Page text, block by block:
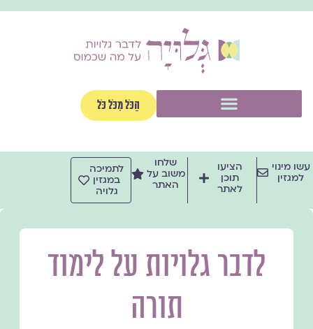
הַכֹּל מִכֹּל כֹּל
עשו מינוי
למגזין
הציעו
תוכן
לאתר
שלחו
משוב על
האתר
לתמיכה
במגזין
גלויה
לדבר גלויות על לימוד
תורה